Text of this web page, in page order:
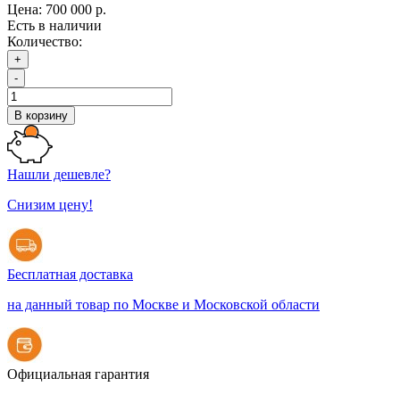
Цена: 700 000 р.
Есть в наличии
Количество:
+
-
В корзину
Нашли дешевле?
Снизим цену!
Бесплатная доставка
на данный товар по Москве и Московской области
Официальная гарантия